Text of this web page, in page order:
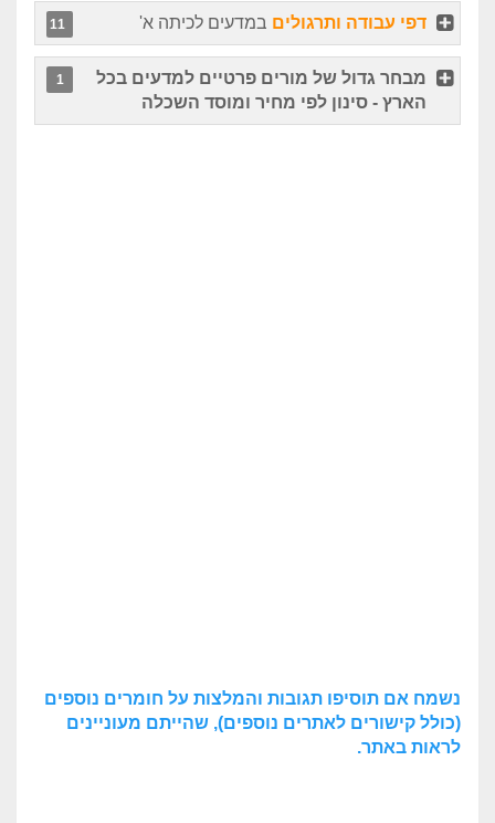
דפי עבודה ותרגולים במדעים לכיתה א' 11
מבחר גדול של מורים פרטיים למדעים בכל
הארץ - סינון לפי מחיר ומוסד השכלה
1
נשמח אם תוסיפו תגובות והמלצות על חומרים נוספים
(כולל קישורים לאתרים נוספים), שהייתם מעוניינים
לראות באתר.